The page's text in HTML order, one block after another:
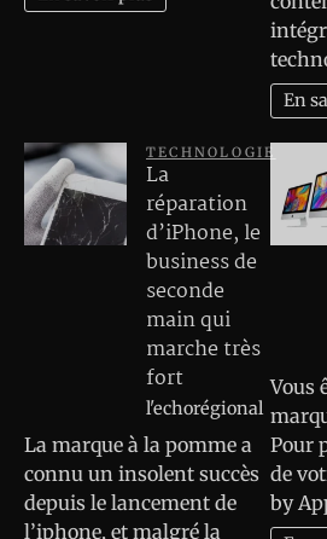
En
TECHNOLOGIE
La
réparation
d’iPhone, le
business de
seconde
main qui
marche très
fort
l'echorégional
La marque à la pomme a
connu un insolent succès
depuis le lancement de
l’iphone, et malgré la
Vous
Pour
de
by